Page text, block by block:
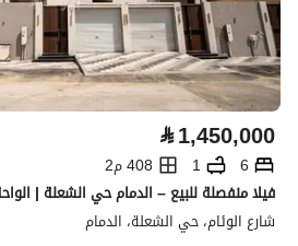
⃁1,450,000
6
1
408 م2
فيلا منفصلة للبيع – الدمام حي الشعلة |
شارع الوئام، حي الشعلة، الدمام